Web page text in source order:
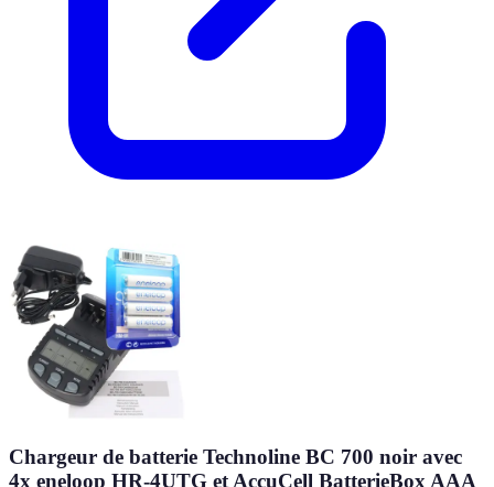
Chargeur de batterie Technoline BC 700 noir avec
4x eneloop HR-4UTG et AccuCell BatterieBox AAA